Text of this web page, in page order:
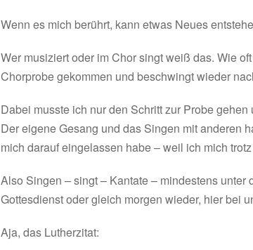
Wenn es mich berührt, kann etwas Neues
Wer musiziert oder im Chor singt weiß das. Wie
Chorprobe gekommen und beschwingt wieder
Dabei musste ich nur den Schritt zur Probe
Der eigene Gesang und das Singen mit anderen
mich darauf eingelassen habe – weil ich mich
Also Singen – singt – Kantate – mindestens unter
Gottesdienst oder gleich morgen wieder, hier bei
Aja, das Lutherzitat: